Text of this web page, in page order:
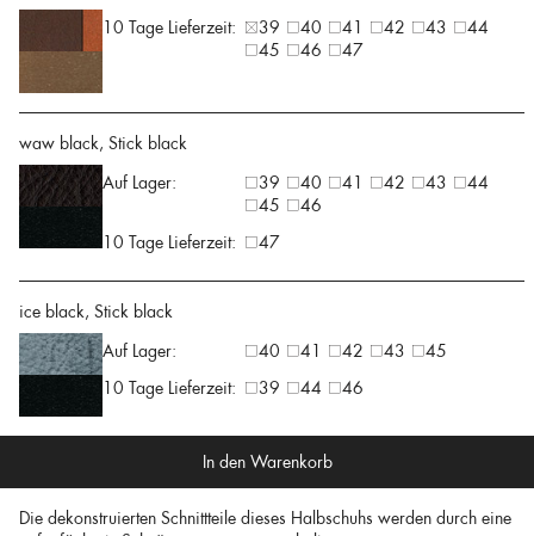
10 Tage Lieferzeit:
39 40 41 42 43
44
45
46 47
waw black, Stick black
Auf Lager:
39 40 41 42 43
44
45
46
10 Tage Lieferzeit:
47
ice black, Stick black
Auf Lager:
40 41 42 43
45
10 Tage Lieferzeit:
39 44 46
In den Warenkorb
Die dekonstruierten Schnittteile dieses Halbschuhs werden durch eine